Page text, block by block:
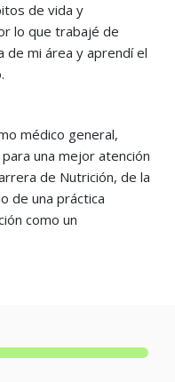
de vida y
lo que trabajé de
de mi área y aprendí el
médico general,
una mejor atención
de Nutrición, de la
de una práctica
como un